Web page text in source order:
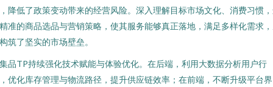
降低了政策变动带来的经营风险。深入理解目标市场文化、消费习惯
准的商品选品与营销策略，使其服务能够真正落地，满足多样化需求
筑了坚实的市场壁垒。
品TP持续强化技术赋能与体验优化。在后端，利用大数据分析用户行
优化库存管理与物流路径，提升供应链效率；在前端，不断升级平台界